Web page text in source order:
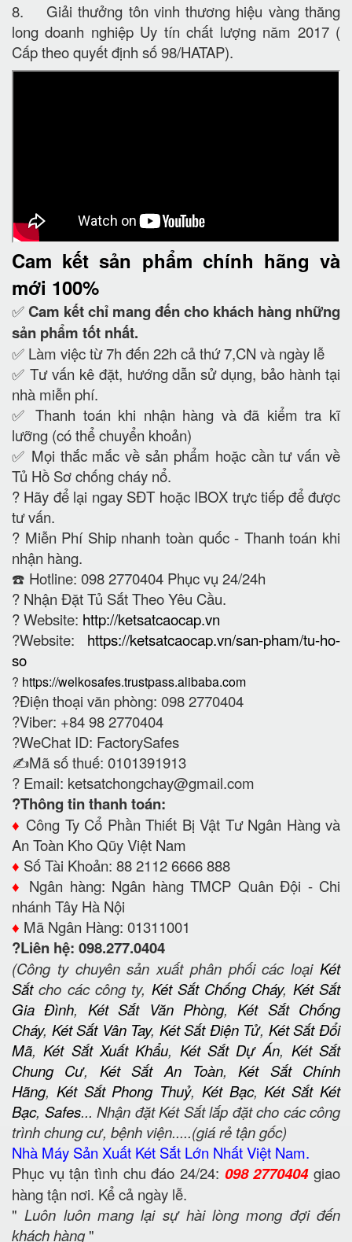
8. Giải thưởng tôn vinh thương hiệu vàng thăng
long doanh nghiệp Uy tín chất lượng năm 2017 (
Cấp theo quyết định số 98/HATAP).
Cam kết sản phẩm chính hãng và
mới 100%
✅ Cam kếtchỉ mang đến cho khách hàng những
sản phẩm tốt nhất.
✅ Làm việc từ 7h đến 22h cả thứ 7,CN và ngày lễ
✅ Tư vấn kê đặt, hướng dẫn sử dụng, bảo hành tại
nhà miễn phí.
✅ Thanh toán khi nhận hàng và đã kiểm tra kĩ
lưỡng (có thể chuyển khoản)
✅ Mọi thắc mắc về sản phẩm hoặc cần tư vấn về
Tủ Hồ Sơ chống cháy nổ.
? Hãy để lại ngay SĐT hoặc IBOX trực tiếp để được
tư vấn.
? Miễn Phí Ship nhanh toàn quốc - Thanh toán khi
nhận hàng.
☎️ Hotline: 098 2770404 Phục vụ 24/24h
? Nhận Đặt Tủ Sắt Theo Yêu Cầu.
? Website: http://ketsatcaocap.vn
?Website: https://ketsatcaocap.vn/san-pham/tu-ho-
so
? https://welkosafes.trustpass.alibaba.com
?Điện thoại văn phòng: 098 2770404
?Viber: +84 98 2770404
?WeChat ID: FactorySafes
✍️Mã số thuế: 0101391913
? Email: ketsatchongchay@gmail.com
?Thông tin thanh toán:
♦️ Công Ty Cổ Phần Thiết Bị Vật Tư Ngân Hàng và
An Toàn Kho Qũy Việt Nam
♦️ Số Tài Khoản: 88 2112 6666 888
♦️ Ngân hàng: Ngân hàng TMCP Quân Đội - Chi
nhánh Tây Hà Nội
♦️ Mã Ngân Hàng: 01311001
?Liên hệ: 098.277.0404
(Công ty chuyên sản xuất phân phối các loại Két
Sắtcho các công ty, Két Sắt Chống Cháy, Két Sắt
Gia Đình, Két Sắt Văn Phòng,Két Sắt Chống
Cháy, Két Sắt Vân Tay, Két Sắt Điện Tử, Két Sắt Đổi
Mã,Két Sắt Xuất Khẩu, Két Sắt Dự Án, Két Sắt
Chung Cư, Két Sắt An Toàn,Két Sắt Chính
Hãng, Két Sắt Phong Thuỷ, Két Bạc,Két Sắt Két
Bạc, Safes... Nhận đặt Két Sắt lắp đặt cho các công
trình chung cư, bệnh viện.....(giá rẻ tận gốc)
Nhà Máy Sản Xuất Két Sắt Lớn Nhất Việt Nam.
Phục vụ tận tình chu đáo 24/24: 098 2770404giao
hàng tận nơi. Kể cả ngày lễ.
"Luôn luôn mang lại sự hài lòng mong đợi đến
khách hàng"